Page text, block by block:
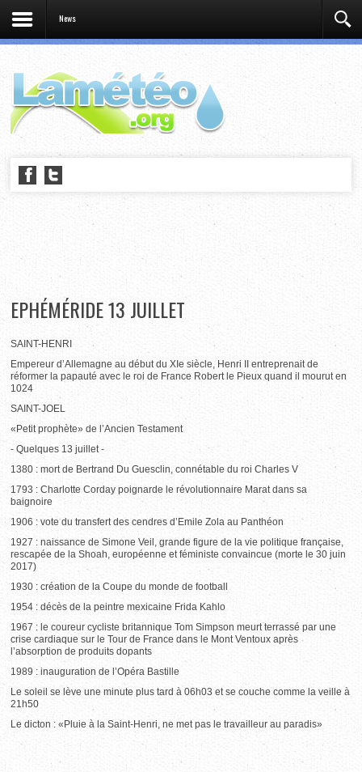
News
EPHÉMÉRIDE 13 JUILLET
SAINT-HENRI
Empereur d’Allemagne au début du XIe siècle, Henri II entreprenait de
réformer la papauté avec le roi de France Robert le Pieux quand il mourut en
1024
SAINT-JOEL
«Petit prophète» de l’Ancien Testament
- Quelques 13 juillet -
1380 : mort de Bertrand Du Guesclin, connétable du roi Charles V
1793 : Charlotte Corday poignarde le révolutionnaire Marat dans sa
baignoire
1906 : vote du transfert des cendres d’Emile Zola au Panthéon
1927 : naissance de Simone Veil, grande figure de la vie politique française,
rescapée de la Shoah, européenne et féministe convaincue (morte le 30 juin
2017)
1930 : création de la Coupe du monde de football
1954 : décès de la peintre mexicaine Frida Kahlo
1967 : le coureur cycliste britannique Tom Simpson meurt terrassé par une
crise cardiaque sur le Tour de France dans le Mont Ventoux après
l’absorption de produits dopants
1989 : inauguration de l’Opéra Bastille
Le soleil se lève une minute plus tard à 06h03 et se couche comme la veille à
21h50
Le dicton : «Pluie à la Saint-Henri, ne met pas le travailleur au paradis»